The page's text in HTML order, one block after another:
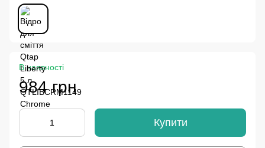
В наявності
984 грн
Купити